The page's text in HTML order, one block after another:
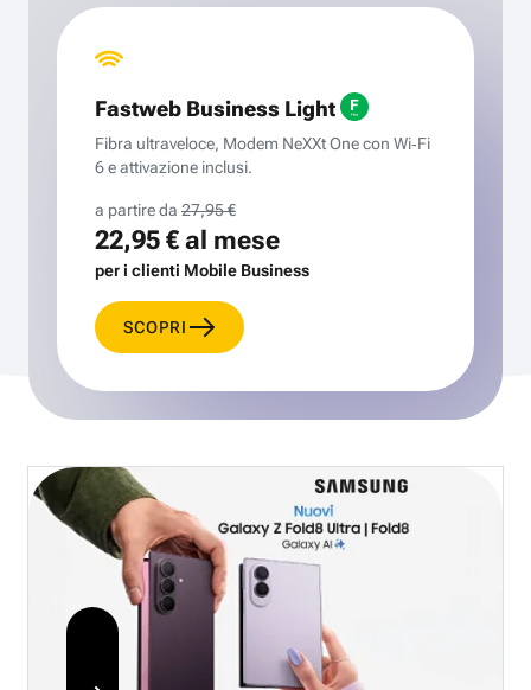
Fastweb Business Light
Fibra ultraveloce, Modem NeXXt One con Wi‑Fi
6 e attivazione inclusi.
a partire da 27,95 €
22,95 €al mese
per i clienti Mobile Business
SCOPRI